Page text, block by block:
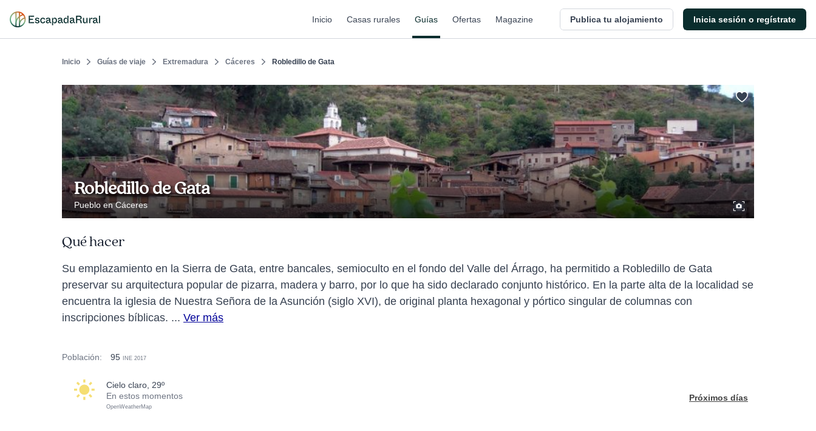
Inicio Casas rurales Guías Ofertas Magazine Publica tu alojamiento Inicia sesión o regístrate
Inicio Guías de viaje Extremadura Cáceres Robledillo de Gata
Robledillo de Gata
Pueblo en Cáceres
Qué hacer
Su emplazamiento en la Sierra de Gata, entre bancales, semioculto en el fondo del Valle del Árrago, ha permitido a Robledillo de Gata
preservar su arquitectura popular de pizarra, madera y barro, por lo que ha sido declarado conjunto histórico. En la parte alta de la localidad se
encuentra la iglesia de Nuestra Señora de la Asunción (siglo XVI), de original planta hexagonal y pórtico singular de columnas con
inscripciones bíblicas. ... Ver más
Población: 95 INE 2017
cielo claro, 29º
En estos momentos
OpenWeatherMap
Próximos días